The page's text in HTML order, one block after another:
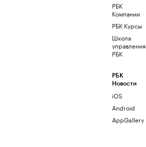
РБК
Компании
РБК Курсы
Школа
управления
РБК
РБК
Новости
iOS
Android
AppGallery